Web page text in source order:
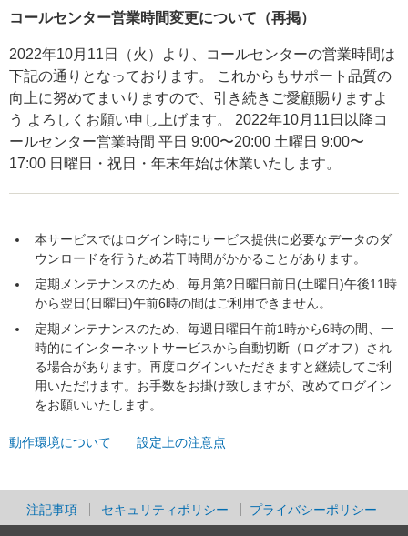
コールセンター営業時間変更について（再掲）
2022年10月11日（火）より、コールセンターの営業時間は
下記の通りとなっております。 これからもサポート品質の
向上に努めてまいりますので、引き続きご愛顧賜りますよ
う よろしくお願い申し上げます。 2022年10月11日以降コ
ールセンター営業時間 平日 9:00〜20:00 土曜日 9:00〜
17:00 日曜日・祝日・年末年始は休業いたします。
本サービスではログイン時にサービス提供に必要なデータのダ
ウンロードを行うため若干時間がかかることがあります。
定期メンテナンスのため、毎月第2日曜日前日(土曜日)午後11時
から翌日(日曜日)午前6時の間はご利用できません。
定期メンテナンスのため、毎週日曜日午前1時から6時の間、一
時的にインターネットサービスから自動切断（ログオフ）され
る場合があります。再度ログインいただきますと継続してご利
用いただけます。お手数をお掛け致しますが、改めてログイン
をお願いいたします。
動作環境について 設定上の注意点
注記事項 セキュリティポリシー プライバシーポリシー